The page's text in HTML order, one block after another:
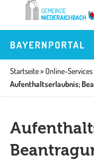
springen
BAYERNPORTAL
Startseite» Online-Services